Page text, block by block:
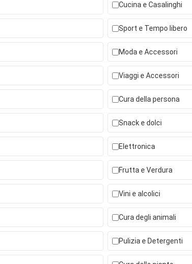
Cucina e Casalinghi
Sport e Tempo libero
Moda e Accessori
Viaggi e Accessori
Cura della persona
Snack e dolci
Elettronica
Frutta e Verdura
Vini e alcolici
Cura degli animali
Pulizia e Detergenti